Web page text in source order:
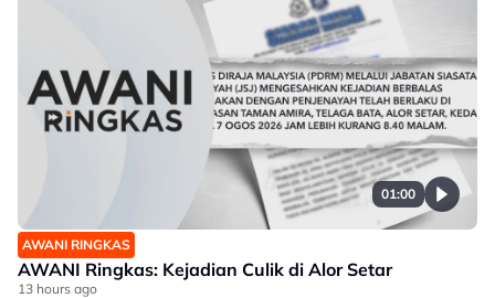
01:00
AWANI RINGKAS
AWANI Ringkas: Kejadian Culik di Alor Setar
13 hours ago